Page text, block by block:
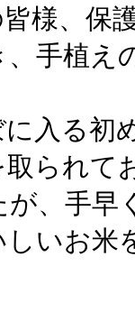
様、保
手植え
入る初
られて
、手早
しいお米